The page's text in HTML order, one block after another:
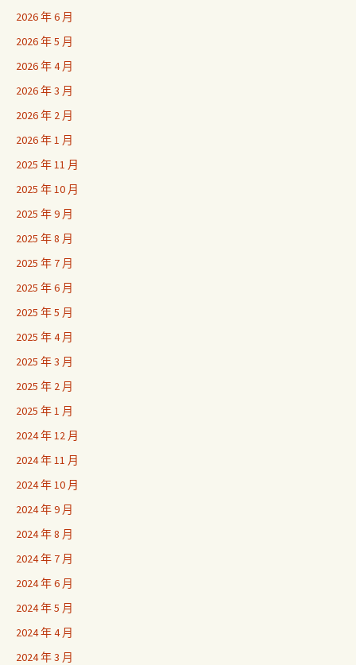
2026 年 6 月
2026 年 5 月
2026 年 4 月
2026 年 3 月
2026 年 2 月
2026 年 1 月
2025 年 11 月
2025 年 10 月
2025 年 9 月
2025 年 8 月
2025 年 7 月
2025 年 6 月
2025 年 5 月
2025 年 4 月
2025 年 3 月
2025 年 2 月
2025 年 1 月
2024 年 12 月
2024 年 11 月
2024 年 10 月
2024 年 9 月
2024 年 8 月
2024 年 7 月
2024 年 6 月
2024 年 5 月
2024 年 4 月
2024 年 3 月